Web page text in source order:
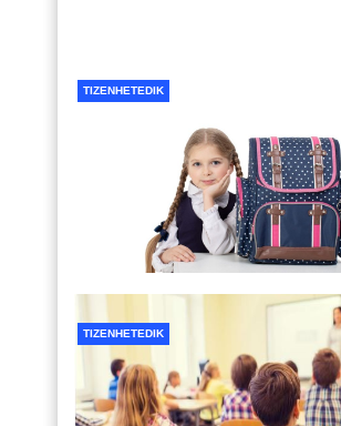
TIZENHETEDIK
TIZENHETEDIK